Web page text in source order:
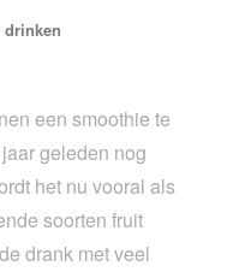
drinken
een smoothie te
geleden nog
het nu vooral als
soorten fruit
drank met veel